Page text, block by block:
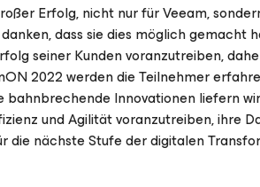
Erfolg, nicht nur für Veeam,
dass sie dies möglich gemacht
seiner Kunden voranzutreiben,
2022 werden die Teilnehmer
bahnbrechende Innovationen liefern
und Agilität voranzutreiben, ihre
die nächste Stufe der digitalen